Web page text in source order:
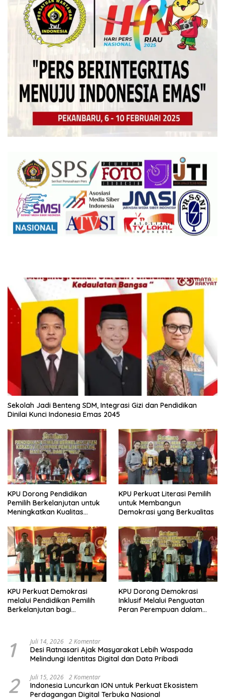
Sekolah Jadi Benteng SDM, Integrasi Gizi dan Pendidikan
Dinilai Kunci Indonesia Emas 2045
KPU Dorong Pendidikan
Pemilih Berkelanjutan untuk
Meningkatkan Kualitas
KPU Perkuat Literasi Pemilih
untuk Membangun
Demokrasi yang Berkualitas
KPU Perkuat Demokrasi
melalui Pendidikan Pemilih
Berkelanjutan bagi
KPU Dorong Demokrasi
Inklusif Melalui Penguatan
Peran Perempuan dalam
1 Juli 14, 2026 2 Komentar
Desi Ratnasari Ajak Masyarakat Lebih Waspada
Melindungi Identitas Digital dan Data Pribadi
2 Juli 15, 2026 2 Komentar
Indonesia Luncurkan ION untuk Perkuat Ekosistem
Perdagangan Digital Terbuka Nasional